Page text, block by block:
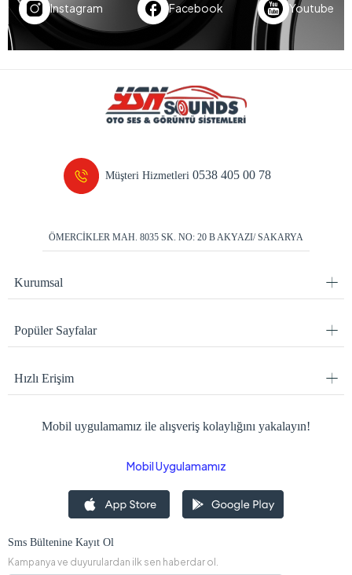
Instagram Facebook Youtube
Müşteri Hizmetleri0538 405 00 78
ÖMERCİKLER MAH. 8035 SK. NO: 20 B AKYAZI/ SAKARYA
Kurumsal
Popüler Sayfalar
Hızlı Erişim
Mobil uygulamamız ile alışveriş kolaylığını yakalayın!
Mobil Uygulamamız
Sms Bültenine Kayıt Ol
Kampanya ve duyurulardan ilk sen haberdar ol.